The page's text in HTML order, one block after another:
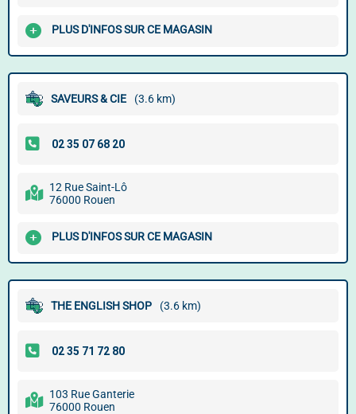
PLUS D'INFOS SUR CE MAGASIN
SAVEURS & CIE (3.6 km)
12 Rue Saint-Lô
76000 Rouen
PLUS D'INFOS SUR CE MAGASIN
THE ENGLISH SHOP (3.6 km)
103 Rue Ganterie
76000 Rouen